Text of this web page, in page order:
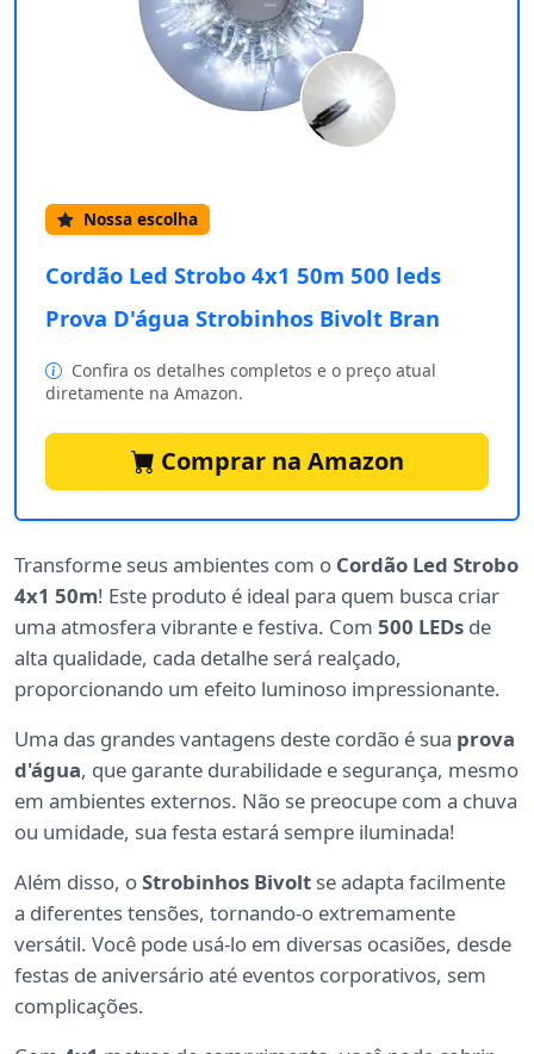
Nossa escolha
Cordão Led Strobo 4x1 50m 500 leds
Prova D'água Strobinhos Bivolt Bran
Confira os detalhes completos e o preço atual
diretamente na Amazon.
Comprar na Amazon
Transforme seus ambientes com o Cordão Led Strobo
4x1 50m! Este produto é ideal para quem busca criar
uma atmosfera vibrante e festiva. Com 500 LEDs de
alta qualidade, cada detalhe será realçado,
proporcionando um efeito luminoso impressionante.
Uma das grandes vantagens deste cordão é sua prova
d'água, que garante durabilidade e segurança, mesmo
em ambientes externos. Não se preocupe com a chuva
ou umidade, sua festa estará sempre iluminada!
Além disso, oStrobinhos Bivolt se adapta facilmente
a diferentes tensões, tornando-o extremamente
versátil. Você pode usá-lo em diversas ocasiões, desde
festas de aniversário até eventos corporativos, sem
complicações.